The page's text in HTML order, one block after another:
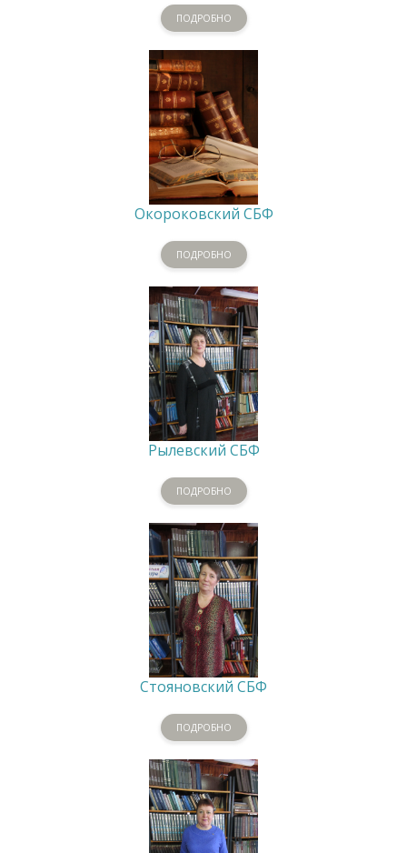
ПОДРОБНО
Окороковский СБФ
ПОДРОБНО
Рылевский СБФ
ПОДРОБНО
Стояновский СБФ
ПОДРОБНО